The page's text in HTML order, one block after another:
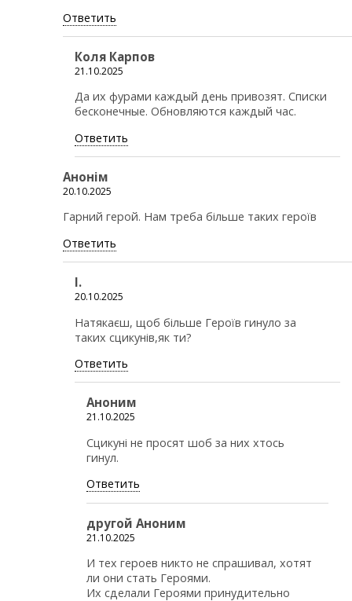
Ответить
Коля Карпов
21.10.2025
Да их фурами каждый день привозят. Списки
бесконечные. Обновляются каждый час.
Ответить
Анонiм
20.10.2025
Гарний герой. Нам треба більше таких героїв
Ответить
І.
20.10.2025
Натякаєш, щоб більше Героїв гинуло за
таких сцикунів,як ти?
Ответить
Аноним
21.10.2025
Сцикунi не просят шоб за них хтось
гинул.
Ответить
другой Аноним
21.10.2025
И тех героев никто не спрашивал, хотят
ли они стать Героями.
Их сделали Героями принудительно